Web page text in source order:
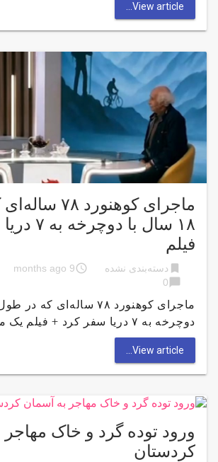
View article...
ماجرای
۱۸ سال با
فیلم
bookmark دسته‌بندی نشده access_time
9 months ago
chat_bubble
0
دوچرخه به ۷ دریا سفر کرد + فیلم یک مرد …
View article...
ورود توده گرد و خاک
کردستان